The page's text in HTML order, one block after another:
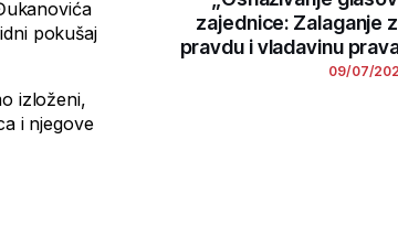
pokušaj
izloženi,
i njegove
zajednice: Zalaganje
pravdu i vladavinu
09/07/